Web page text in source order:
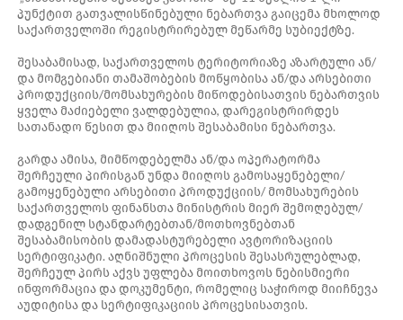
პუნქტით გათვალისწინებული ნებართვა გაიცემა მხოლოდ
საქართველოში რეგისტრირებულ მეწარმე სუბიექტზე.
შესაბამისად, საქართველოს ტერიტორიაზე აზარტული ან/
და მომგებიანი თამაშობების მოწყობისა ან/და არსებითი
პროდუქციის/მომსახურების მიწოდებისათვის ნებართვის
ყველა მაძიებელი ვალდებულია, დარეგისტრირდეს
სათანადო წესით და მიიღოს შესაბამისი ნებართვა.
გარდა ამისა, მიმწოდებელმა ან/და ოპერატორმა
შერჩეული პირისგან უნდა მიიღოს გამოსაყენებელი/
გამოყენებული არსებითი პროდუქციის/ მომსახურების
საქართველოს ფინანსთა მინისტრის მიერ შემოღებულ/
დადგენილ სტანდარტებთან/მოთხოვნებთან
შესაბამისობის დამადასტურებელი ავტორიზაციის
სერტიფიკატი. აღნიშნული პროცესის შესასრულებლად,
შერჩეულ პირს აქვს უფლება მოითხოვოს ნებისმიერი
ინფორმაცია და დოკუმენტი, რომელიც საჭიროდ მიიჩნევა
აუდიტისა და სერტიფიკაციის პროცესისათვის.